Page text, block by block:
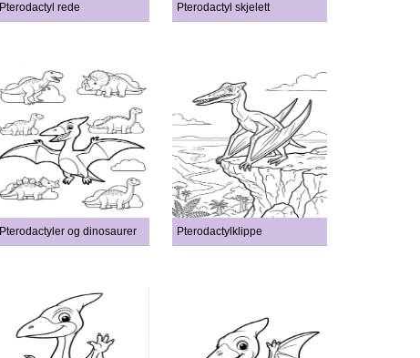
Pterodactyl rede Pterodactyl skjelett
Pterodactyler og dinosaurer Pterodactylklippe